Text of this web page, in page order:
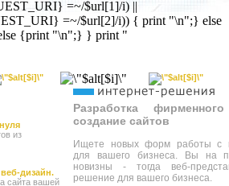
=~/$url[1]/i) ||
=~/$url[2]/i)) { print "\n";} else
{print "\n";} } print "
из
дизайн.
сайта вашей
Разработка
создание сайтов
Ищете новых форм работы с
для вашего бизнеса. Вы на
новизны - тогда веб-
решение для вашего бизнеса.